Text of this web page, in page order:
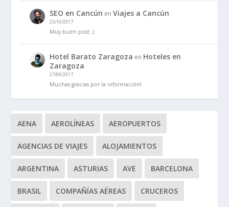
SEO en Cancún enViajes a Cancún
25/10/2017
Muy buen post ;)
Hotel Barato Zaragoza en Hoteles en
Zaragoza
27/09/2017
Muchas gracias por la información!
AENA AEROLÍNEAS AEROPUERTOS
AGENCIAS DE VIAJES ALOJAMIENTOS
ARGENTINA ASTURIAS AVE BARCELONA
BRASIL COMPAÑÍAS AÉREAS CRUCEROS